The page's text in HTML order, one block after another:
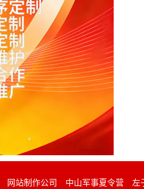
网站制作公司 中山军事夏令营
左